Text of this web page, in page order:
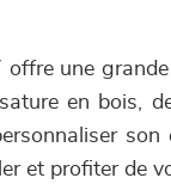
une
en bois,
son
et profiter de